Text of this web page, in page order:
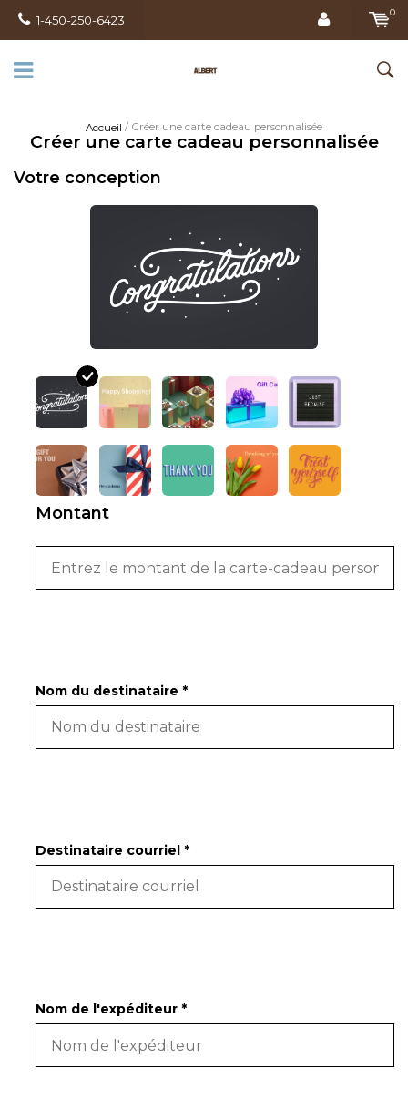
1-450-250-6423
0
Accueil / Créer une carte cadeau personnalisée
Créer une carte cadeau personnalisée
Votre conception
Montant
Nom du destinataire *
Destinataire courriel *
Nom de l'expéditeur *